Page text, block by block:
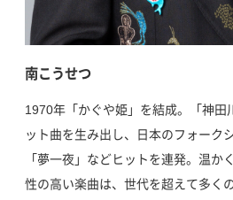
南こうせつ
1970年「かぐや姫」を結成。「神田
ット曲を生み出し、日本のフォーク
「夢一夜」などヒットを連発。温か
性の高い楽曲は、世代を超えて多く